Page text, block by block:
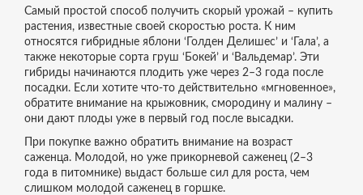
Самый простой способ получить скорый урожай – купить
растения, известные своей скоростью роста. К ним
относятся гибридные яблони ‘Голден Делишес’ и ‘Гала’, а
также некоторые сорта груш ‘Бокей’ и ‘Вальдемар’. Эти
гибриды начинаются плодить уже через 2–3 года после
посадки. Если хотите что‑то действительно «мгновенное»,
обратите внимание на крыжовник, смородину и малину –
они дают плоды уже в первый год после высадки.
При покупке важно обратить внимание на возраст
саженца. Молодой, но уже прикорневой саженец (2–3
года в питомнике) выдаст больше сил для роста, чем
слишком молодой саженец в горшке.